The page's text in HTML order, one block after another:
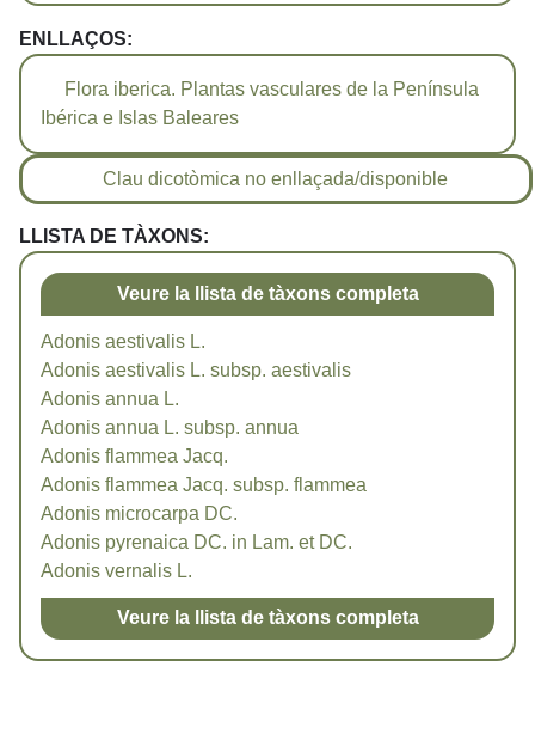
ENLLAÇOS:
Flora iberica. Plantas vasculares de la Península
Ibérica e Islas Baleares
Clau dicotòmica no enllaçada/disponible
LLISTA DE TÀXONS:
Veure la llista de tàxons completa
Adonis aestivalis L.
Adonis aestivalis L. subsp. aestivalis
Adonis annua L.
Adonis annua L. subsp. annua
Adonis flammea Jacq.
Adonis flammea Jacq. subsp. flammea
Adonis microcarpa DC.
Adonis pyrenaica DC. in Lam. et DC.
Adonis vernalis L.
Veure la llista de tàxons completa